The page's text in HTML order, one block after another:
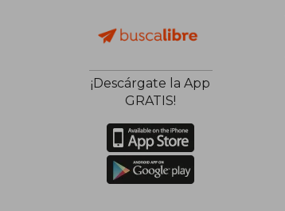
¡Descárgate la App
GRATIS!